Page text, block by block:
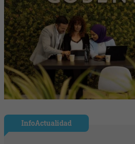
InfoActualidad